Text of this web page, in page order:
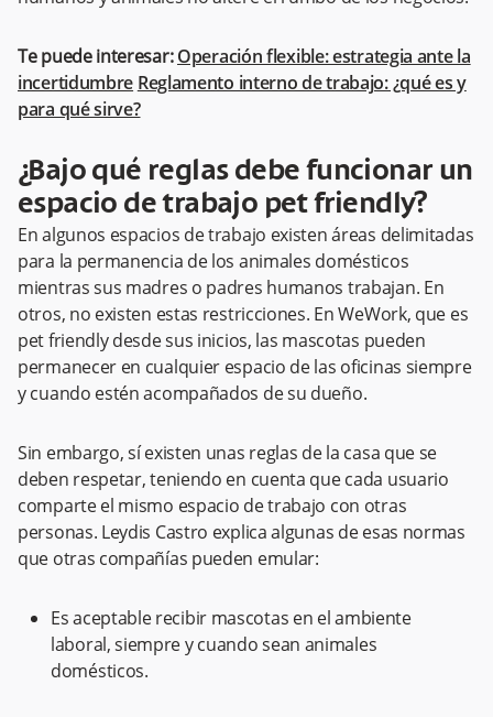
Te puede interesar: Operación flexible: estrategia ante la
incertidumbre Reglamento interno de trabajo: ¿qué es y
para qué sirve?
¿Bajo qué reglas debe funcionar un
espacio de trabajo pet friendly?
En algunos espacios de trabajo existen áreas delimitadas
para la permanencia de los animales domésticos
mientras sus madres o padres humanos trabajan. En
otros, no existen estas restricciones. En WeWork, que es
pet friendly desde sus inicios, las mascotas pueden
permanecer en cualquier espacio de las oficinas siempre
y cuando estén acompañados de su dueño.
Sin embargo, sí existen unas reglas de la casa que se
deben respetar, teniendo en cuenta que cada usuario
comparte el mismo espacio de trabajo con otras
personas. Leydis Castro explica algunas de esas normas
que otras compañías pueden emular:
Es aceptable recibir mascotas en el ambiente
laboral, siempre y cuando sean animales
domésticos.